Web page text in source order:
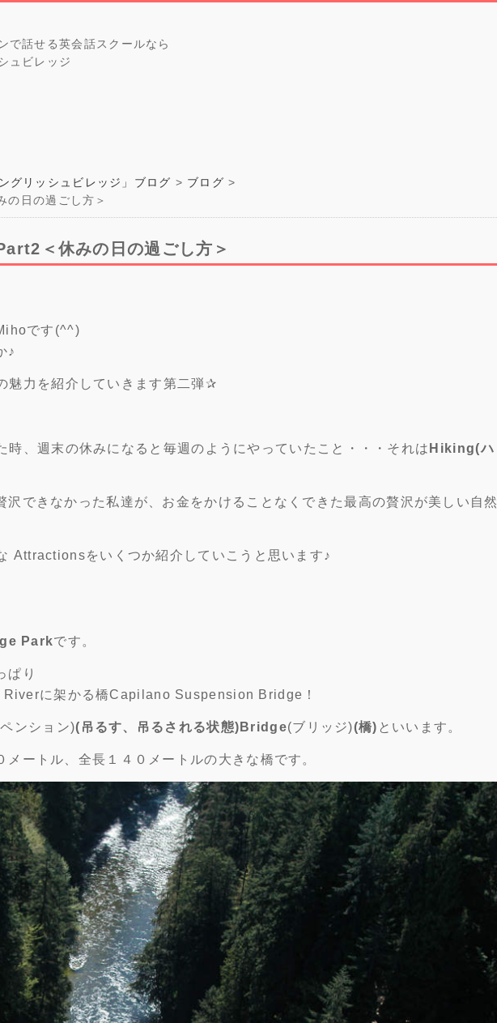
で話せる英会話スクールなら
ュビレッジ
グリッシュビレッジ」ブログ
ブログ
日の過ごし方＞
＜休みの日の過ごし方＞
です(^^)
♪
魅力を紹介していきます第二弾✰
、週末の休みになると毎週のようにやっていたこと・・・それは Hiking(ハ
沢できなかった私達が、お金をかけることなくできた最高の贅沢が美しい自然
Attractionsをいくつか紹介していこうと思います♪
Parkです。
ぱり
に架かる橋Capilano Suspension Bridge！
ンション)(吊るす、吊るされる状態) Bridge(ブリッジ)(橋) といいます。
ートル、全長１４０メートルの大きな橋です。